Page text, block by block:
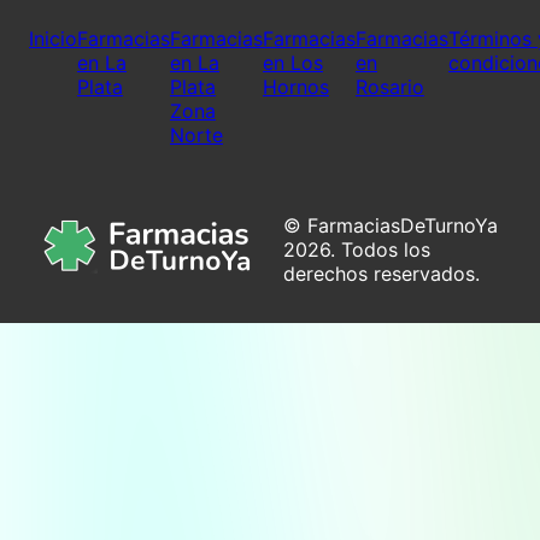
InicioFarmacias
en La
Plata
Farmacias
en La
Plata
Zona
Norte
Farmacias
en Los
Hornos
Farmacias
en
Rosario
Términos
© FarmaciasDeTurnoYa
2026. Todos los
derechos reservados.